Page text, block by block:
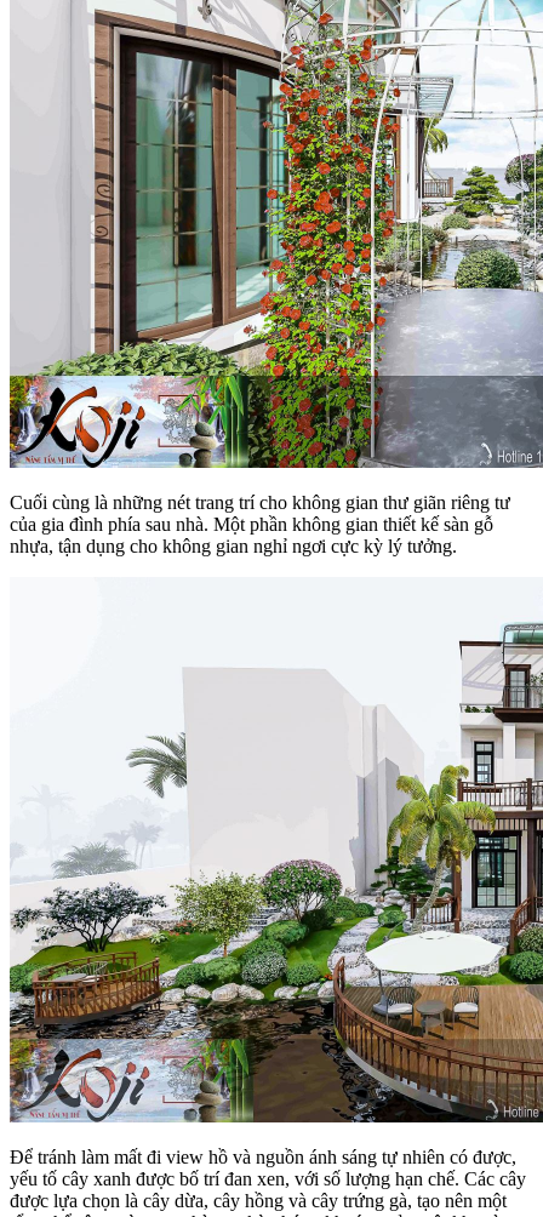
Cuối cùng là những nét trang trí cho không gian thư giãn riêng tư
của gia đình phía sau nhà. Một phần không gian thiết kế sàn gỗ
nhựa, tận dụng cho không gian nghỉ ngơi cực kỳ lý tưởng.
Để tránh làm mất đi view hồ và nguồn ánh sáng tự nhiên có được,
yếu tố cây xanh được bố trí đan xen, với số lượng hạn chế. Các cây
được lựa chọn là cây dừa, cây hồng và cây trứng gà, tạo nên một